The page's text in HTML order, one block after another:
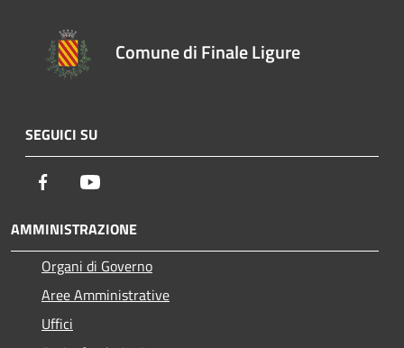
Comune di Finale Ligure
SEGUICI SU
Facebook
AMMINISTRAZIONE
Organi di Governo
Aree Amministrative
Uffici